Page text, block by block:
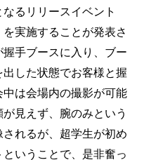
るリリースイベント
を実施することが発表さ
手ブースに入り、ブー
した状態でお客様と握
は会場内の撮影が可能
見えず、腕のみという
れるが、超学生が初め
いうことで、是非奮っ